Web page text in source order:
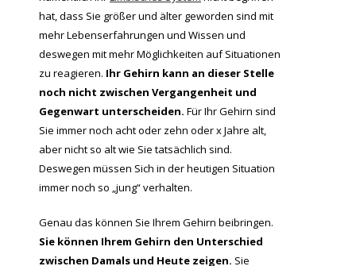
hat, dass Sie größer und älter geworden sind mit
mehr Lebenserfahrungen und Wissen und
deswegen mit mehr Möglichkeiten auf Situationen
zu reagieren. Ihr Gehirn kann an dieser Stelle
noch nicht zwischen Vergangenheit und
Gegenwart unterscheiden. Für Ihr Gehirn sind
Sie immer noch acht oder zehn oder x Jahre alt,
aber nicht so alt wie Sie tatsächlich sind.
Deswegen müssen Sich in der heutigen Situation
immer noch so „jung“ verhalten.
Genau das können Sie Ihrem Gehirn beibringen.
Sie können Ihrem Gehirn den Unterschied
zwischen Damals und Heute zeigen. Sie